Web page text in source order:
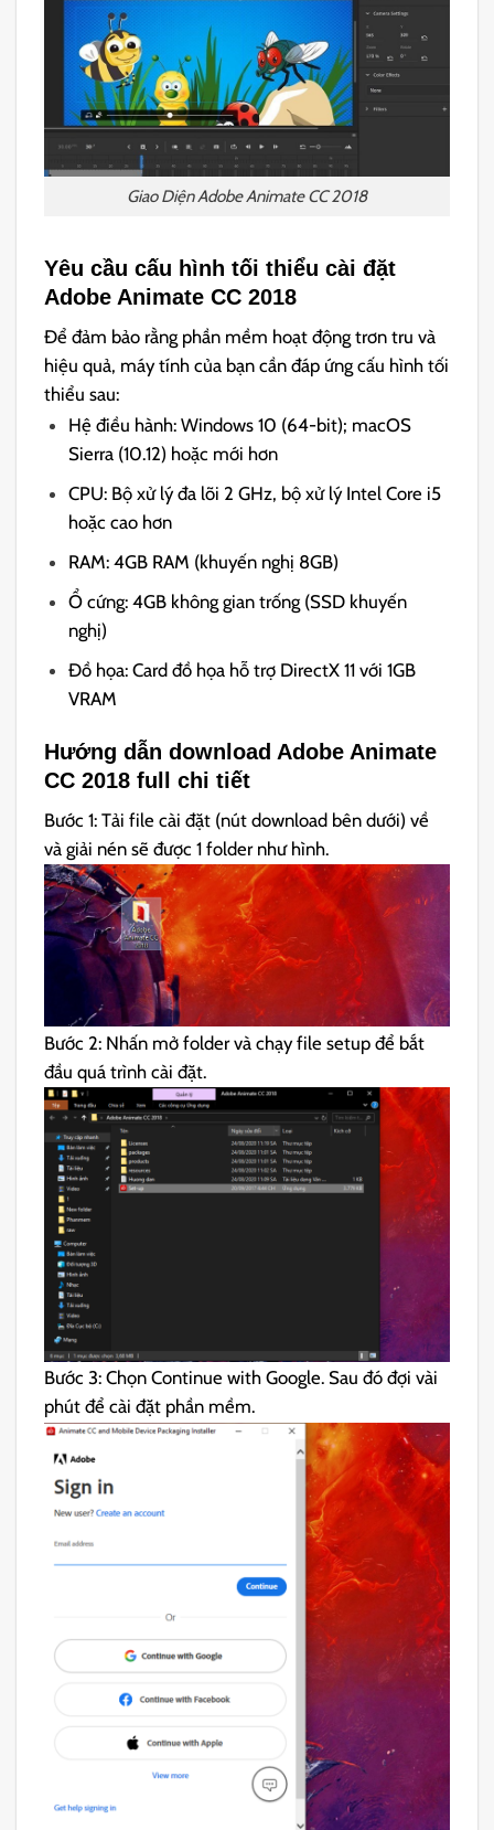
Giao Diện Adobe Animate CC 2018
Yêu cầu cấu hình tối thiểu cài đặt
Adobe Animate CC 2018
Để đảm bảo rằng phần mềm hoạt động trơn tru và
hiệu quả, máy tính của bạn cần đáp ứng cấu hình tối
thiểu sau:
Hệ điều hành: Windows 10 (64-bit); macOS
Sierra (10.12) hoặc mới hơn
CPU: Bộ xử lý đa lõi 2 GHz, bộ xử lý Intel Core i5
hoặc cao hơn
RAM: 4GB RAM (khuyến nghị 8GB)
Ổ cứng: 4GB không gian trống (SSD khuyến
nghị)
Đồ họa: Card đồ họa hỗ trợ DirectX 11 với 1GB
VRAM
Hướng dẫn download Adobe Animate
CC 2018 full chi tiết
Bước 1: Tải file cài đặt (nút download bên dưới) về
và giải nén sẽ được 1 folder như hình.
Bước 2: Nhấn mở folder và chạy file setup để bắt
đầu quá trình cài đặt.
Bước 3: Chọn Continue with Google. Sau đó đợi vài
phút để cài đặt phần mềm.